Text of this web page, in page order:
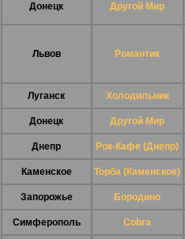
Донецк Другой Мир
Львов Романтик
Луганск Холодильник
Донецк Другой Мир
Днепр Рок-Кафе (Днепр)
Каменское Торба (Каменское)
Запорожье Бородино
Симферополь Cobra